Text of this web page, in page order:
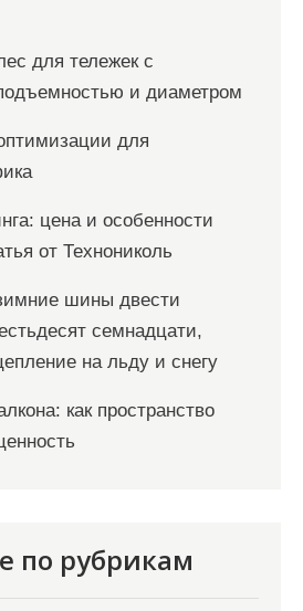
для тележек с
и диаметром
для
цена и особенности
от Технониколь
шины двести
семнадцати,
на льду и снегу
как пространство
по рубрикам